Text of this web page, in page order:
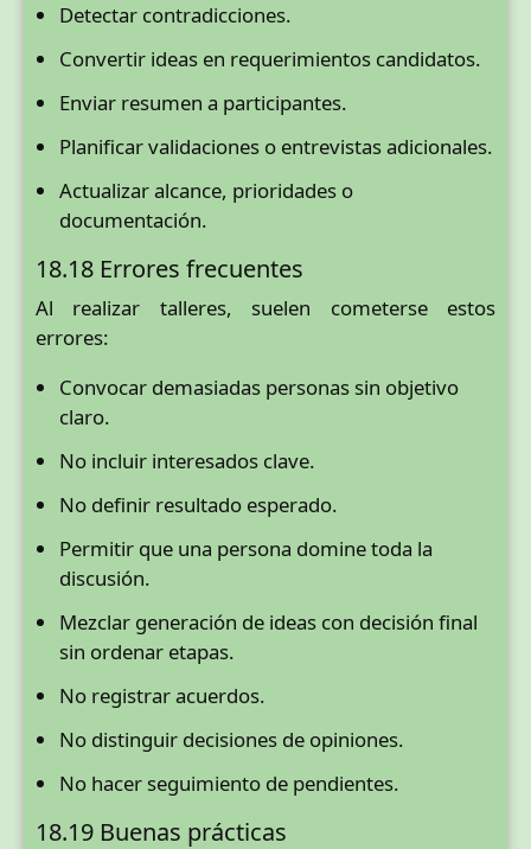
Detectar contradicciones.
Convertir ideas en requerimientos candidatos.
Enviar resumen a participantes.
Planificar validaciones o entrevistas adicionales.
Actualizar alcance, prioridades o
documentación.
18.18 Errores frecuentes
Al realizar talleres, suelen cometerse estos
errores:
Convocar demasiadas personas sin objetivo
claro.
No incluir interesados clave.
No definir resultado esperado.
Permitir que una persona domine toda la
discusión.
Mezclar generación de ideas con decisión final
sin ordenar etapas.
No registrar acuerdos.
No distinguir decisiones de opiniones.
No hacer seguimiento de pendientes.
18.19 Buenas prácticas